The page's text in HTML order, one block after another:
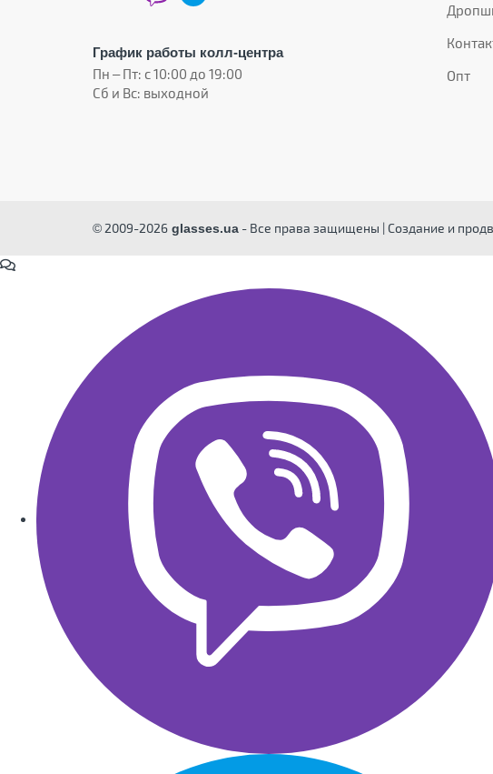
График работы колл-центра
Пн – Пт: с 10:00 до 19:00
Сб и Вс: выходной
Опт
© 2009-2026 glasses.ua - Все права защищены | Создание и